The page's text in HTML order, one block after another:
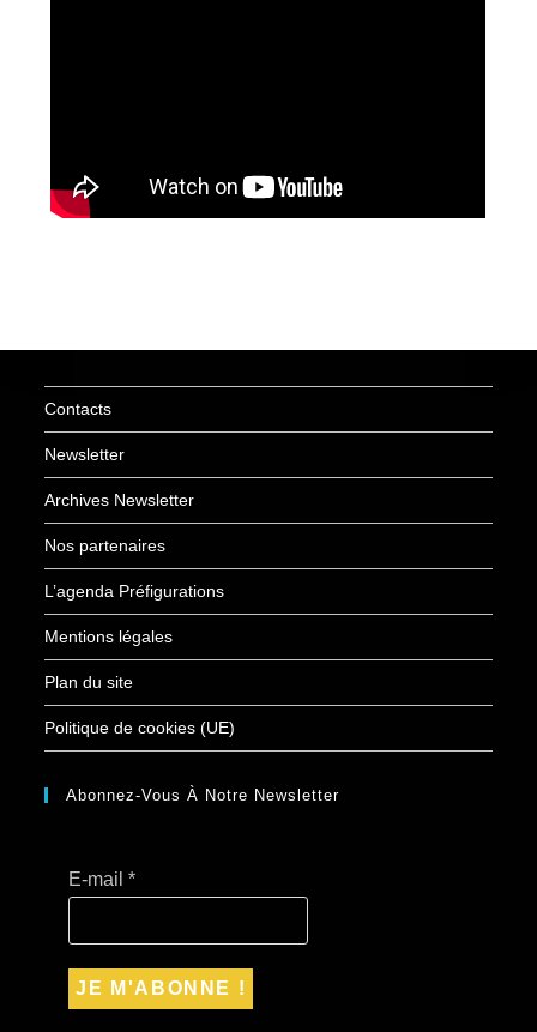
Contacts
Newsletter
Archives Newsletter
Nos partenaires
L’agenda Préfigurations
Mentions légales
Plan du site
Politique de cookies (UE)
Abonnez-Vous À Notre Newsletter
E-mail*